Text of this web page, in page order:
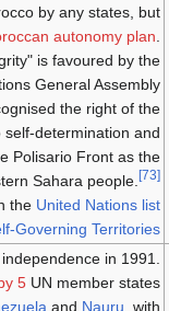
by any states, but
autonomy plan
is favoured by the
General Assembly
the right of the
determination and
Polisario Front as the
Sahara people.
[73]
the United Nations list
Governing Territories
in 1991.
5 UN member states
and Nauru , with